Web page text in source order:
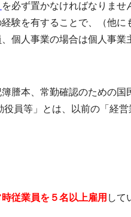
を必ず置かなければなりませ
験を有することで、（他に
個人事業の場合は個人事業
謄本、常勤確認のための国
員等」とは、以前の「経営
従業員を５名以上雇用 して